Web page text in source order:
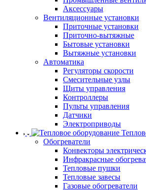
Аксессуары
Вентиляционные установки
Приточные установки
Приточно-вытяжные
Бытовые установки
Вытяжные установки
Автоматика
Регуляторы скорости
Смесительные узлы
Щиты управления
Контроллеры
Пульты управления
Датчики
Электроприводы
Обогреватели
Конвекторы
Инфракрасные
Тепловые пушки
Тепловые завесы
Газовые обогреватели